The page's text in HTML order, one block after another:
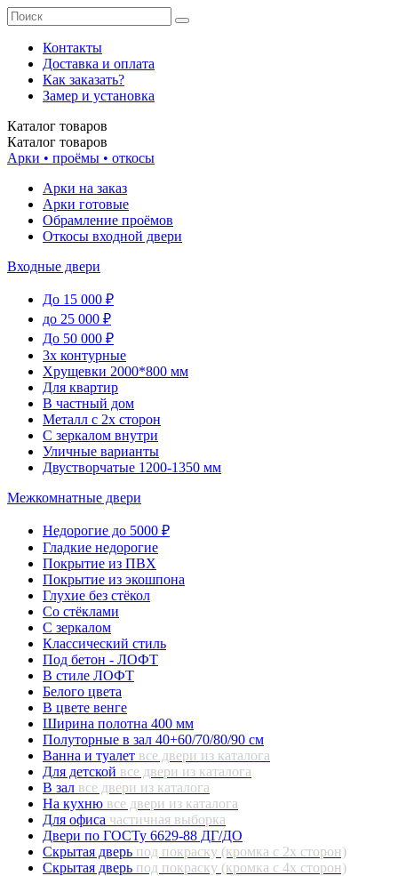
Контакты
Доставка и оплата
Как заказать?
Замер и установка
Каталог товаров
Каталог товаров
Арки • проёмы • откосы
Арки на заказ
Арки готовые
Обрамление проёмов
Откосы входной двери
Входные двери
До 15 000 ₽
до 25 000 ₽
До 50 000 ₽
3х контурные
Хрущевки 2000*800 мм
Для квартир
В частный дом
Металл с 2х сторон
С зеркалом внутри
Уличные варианты
Двустворчатые 1200-1350 мм
Межкомнатные двери
Недорогие до 5000 ₽
Гладкие недорогие
Покрытие из ПВХ
Покрытие из экошпона
Глухие без стёкол
Со стёклами
С зеркалом
Классический стиль
Под бетон - ЛОФТ
В стиле ЛОФТ
Белого цвета
В цвете венге
Ширина полотна 400 мм
Полуторные в зал 40+60/70/80/90 см
Ванна и туалет все двери из каталога
Для детской все двери из каталога
В зал все двери из каталога
На кухню все двери из каталога
Для офиса частичная выборка
Двери по ГОСТу 6629-88 ДГ/ДО
Скрытая дверь под покраску (кромка с 2х сторон)
Скрытая дверь под покраску (кромка с 4х сторон)